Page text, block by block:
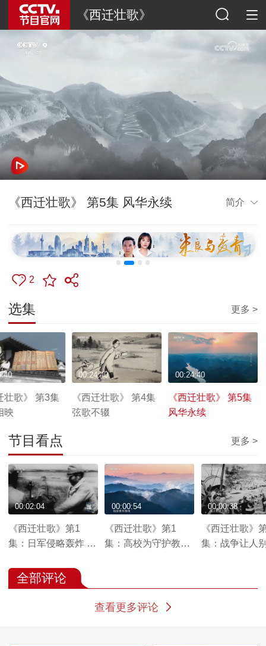
《西迁壮歌》
《西迁壮歌》 第5集 风华永续 简介
2
选集 更多 >
壮歌》 第3集
映
《西迁壮歌》 第4集
弦歌不辍
00:24:40
《西迁壮歌》 第5集
风华永续
00:24:40
节目看点 更多 >
《西迁壮歌》第1
集：日军侵略轰炸 古
00:02:04
《西迁壮歌》第1
集：高校为守护教育
00:00:54
《西迁壮歌》
集：战争让人
00:00:38
全部评论
查看更多评论